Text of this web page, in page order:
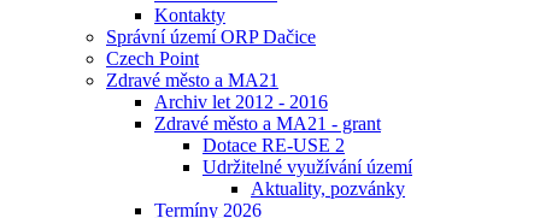
Kontakty
Správní území ORP Dačice
Czech Point
Zdravé město a MA21
Archiv let 2012 - 2016
Zdravé město a MA21 - grant
Dotace RE-USE 2
Udržitelné využívání území
Aktuality, pozvánky
Termíny 2026